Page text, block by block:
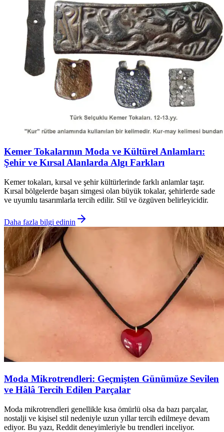
Kemer Tokalarının Moda ve Kültürel Anlamları:
Şehir ve Kırsal Alanlarda Algı Farkları
Kemer tokaları, kırsal ve şehir kültürlerinde farklı anlamlar taşır.
Kırsal bölgelerde başarı simgesi olan büyük tokalar, şehirlerde sade
ve uyumlu tasarımlarla tercih edilir. Stil ve özgüven belirleyicidir.
Daha fazla bilgi edinin
Moda Mikrotrendleri: Geçmişten Günümüze Sevilen
ve Hâlâ Tercih Edilen Parçalar
Moda mikrotrendleri genellikle kısa ömürlü olsa da bazı parçalar,
nostalji ve kişisel stil nedeniyle uzun yıllar tercih edilmeye devam
ediyor. Bu yazı, Reddit deneyimleriyle bu trendleri inceliyor.